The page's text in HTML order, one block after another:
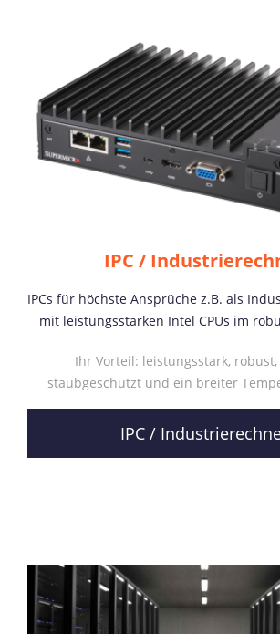
IPC /
IPCs für höchste Ansprüche z.B. als
mit leistungsstarken Intel CPUs im
Ihr Vorteil: leistungsstark,
staubgeschützt und ein breiter
IPC /